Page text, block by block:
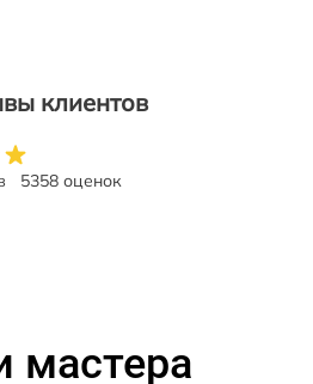
клиентов
5358 оценок
мастера